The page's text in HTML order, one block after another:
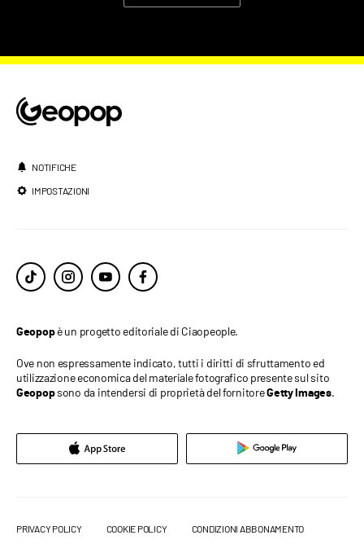
NOTIFICHE
IMPOSTAZIONI
Geopopè un progetto editoriale di Ciaopeople.
Ove non espressamente indicato, tutti i diritti di sfruttamento ed
utilizzazione economica del materiale fotografico presente sul sito
Geopopsono da intendersi di proprietà del fornitoreGetty Images.
PRIVACY POLICY COOKIE POLICY CONDIZIONI ABBONAMENTO